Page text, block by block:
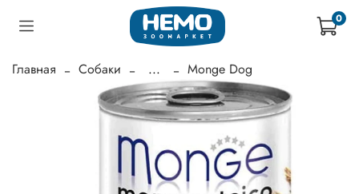
0
Главная Собаки ... Monge Dog